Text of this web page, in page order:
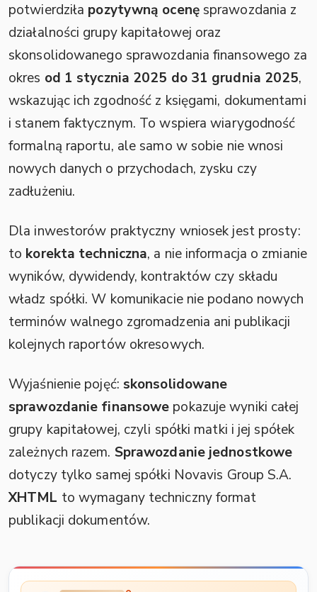
potwierdziła pozytywną ocenęsprawozdania z
działalności grupy kapitałowej oraz
skonsolidowanego sprawozdania finansowego za
okres od 1 stycznia 2025 do 31 grudnia 2025,
wskazując ich zgodność z księgami, dokumentami
i stanem faktycznym. To wspiera wiarygodność
formalną raportu, ale samo w sobie nie wnosi
nowych danych o przychodach, zysku czy
zadłużeniu.
Dla inwestorów praktyczny wniosek jest prosty:
to korekta techniczna, a nie informacja o zmianie
wyników, dywidendy, kontraktów czy składu
władz spółki. W komunikacie nie podano nowych
terminów walnego zgromadzenia ani publikacji
kolejnych raportów okresowych.
Wyjaśnienie pojęć: skonsolidowane
sprawozdanie finansowe pokazuje wyniki całej
grupy kapitałowej, czyli spółki matki i jej spółek
zależnych razem. Sprawozdanie jednostkowe
dotyczy tylko samej spółki Novavis Group S.A.
XHTML to wymagany techniczny format
publikacji dokumentów.